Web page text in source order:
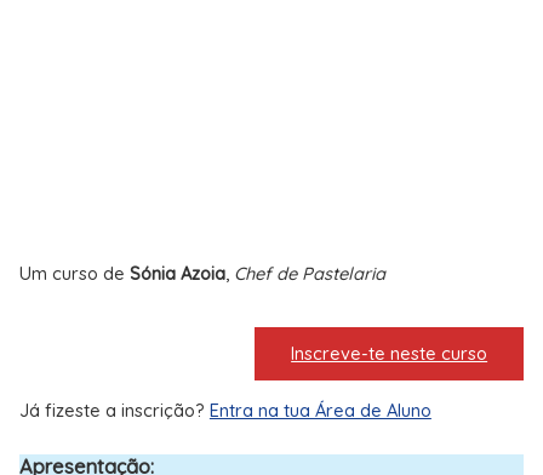
Um curso de Sónia Azoia, Chef de Pastelaria
Inscreve-te neste curso
Já fizeste a inscrição? Entra na tua Área de Aluno
Apresentação: